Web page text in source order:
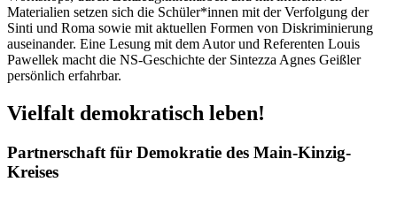
Materialien setzen sich die Schüler*innen mit der Verfolgung der
Sinti und Roma sowie mit aktuellen Formen von Diskriminierung
auseinander. Eine Lesung mit dem Autor und Referenten Louis
Pawellek macht die NS-Geschichte der Sintezza Agnes Geißler
persönlich erfahrbar.
Vielfalt demokratisch leben!
Partnerschaft für Demokratie des Main-Kinzig-
Kreises